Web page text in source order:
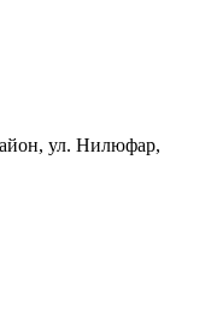
ул. Нилюфар,